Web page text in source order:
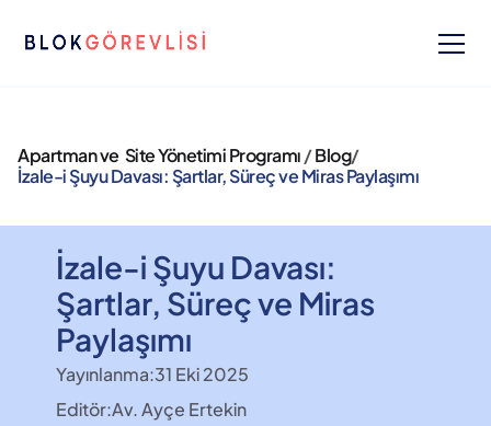
Apartman ve  Site Yönetimi Programı / Blog/
İzale-i Şuyu Davası: Şartlar, Süreç ve Miras Paylaşımı
İzale-i Şuyu Davası:
Şartlar, Süreç ve Miras
Paylaşımı
Yayınlanma:31 Eki 2025
Editör:Av. Ayçe Ertekin